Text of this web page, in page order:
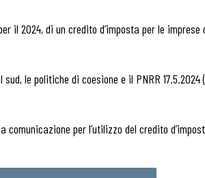
il 2024, di un credito d’imposta per le
le politiche di coesione e il PNRR 17.5.2024
comunicazione per l’utilizzo del credito